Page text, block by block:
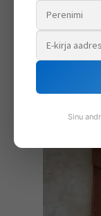
Sinu